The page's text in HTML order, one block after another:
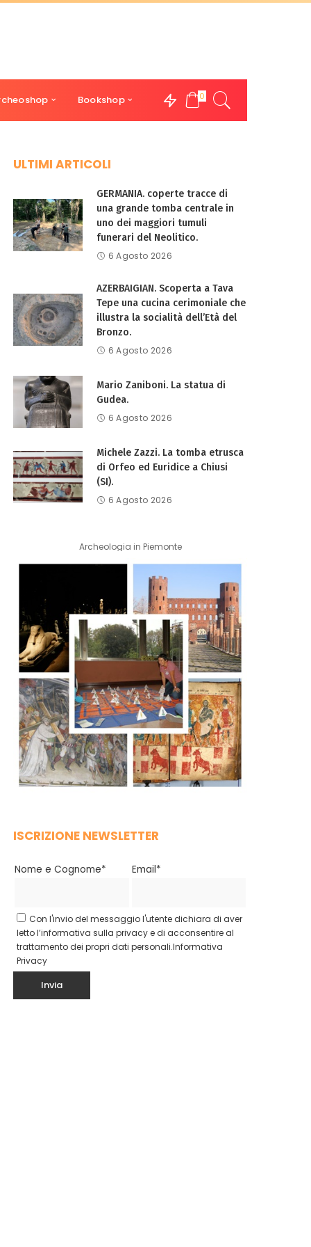
Bookshop 0
ULTIMI ARTICOLI
GERMANIA. coperte tracce di
una grande tomba centrale in
uno dei maggiori tumuli
funerari del Neolitico.
6 Agosto 2026
AZERBAIGIAN. Scoperta a Tava
Tepe una cucina cerimoniale che
illustra la socialità dell’Età del
Bronzo.
6 Agosto 2026
Mario Zaniboni. La statua di
Gudea.
6 Agosto 2026
Michele Zazzi. La tomba etrusca
di Orfeo ed Euridice a Chiusi
(SI).
6 Agosto 2026
Archeologia in Piemonte
ISCRIZIONE NEWSLETTER
Nome e Cognome* Email*
Con l'invio del messaggio l'utente dichiara di aver
letto l’informativa sulla privacy e di acconsentire al
trattamento dei propri dati personali.Informativa
Privacy